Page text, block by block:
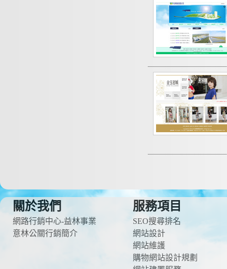
關於我們
網路行銷中心-益林事業
意林公關行銷簡介
服務項目
SEO搜尋排名
網站設計
網站維護
購物網站設計規劃